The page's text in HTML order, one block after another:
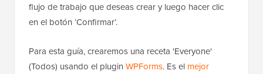
flujo de trabajo que deseas crear y luego hacer clic
en el botón ‘Confirmar’.
Para esta guía, crearemos una receta 'Everyone'
(Todos) usando el plugin WPForms. Es el mejor